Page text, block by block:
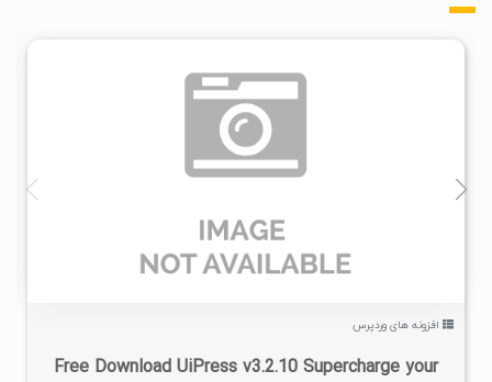
افزونه های وردپرس
Free Download UiPress v3.2.10 Supercharge your